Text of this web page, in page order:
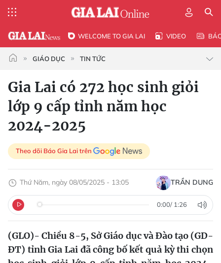
WELCOME TO GIA LAI VIDEO
GIÁO DỤC TIN TỨC
Gia Lai có 272 học sinh giỏi
lớp 9 cấp tỉnh năm học
2024-2025
Theo dõi Báo Gia Lai trên
Thứ Năm, ngày 08/05/2025 - 13:05 TRẦN DUNG
0:00/ 1:26
(GLO)- Chiều 8-5, Sở Giáo dục và Đào tạo (GD-
ĐT) tỉnh Gia Lai đã công bố kết quả kỳ thi chọn